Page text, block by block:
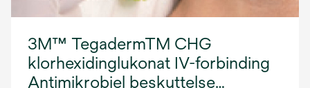
3M™ TegadermTM CHG
klorhexidinglukonat IV-forbinding
Antimikrobiel beskyttelse